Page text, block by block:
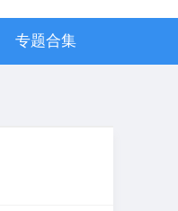
专题合集